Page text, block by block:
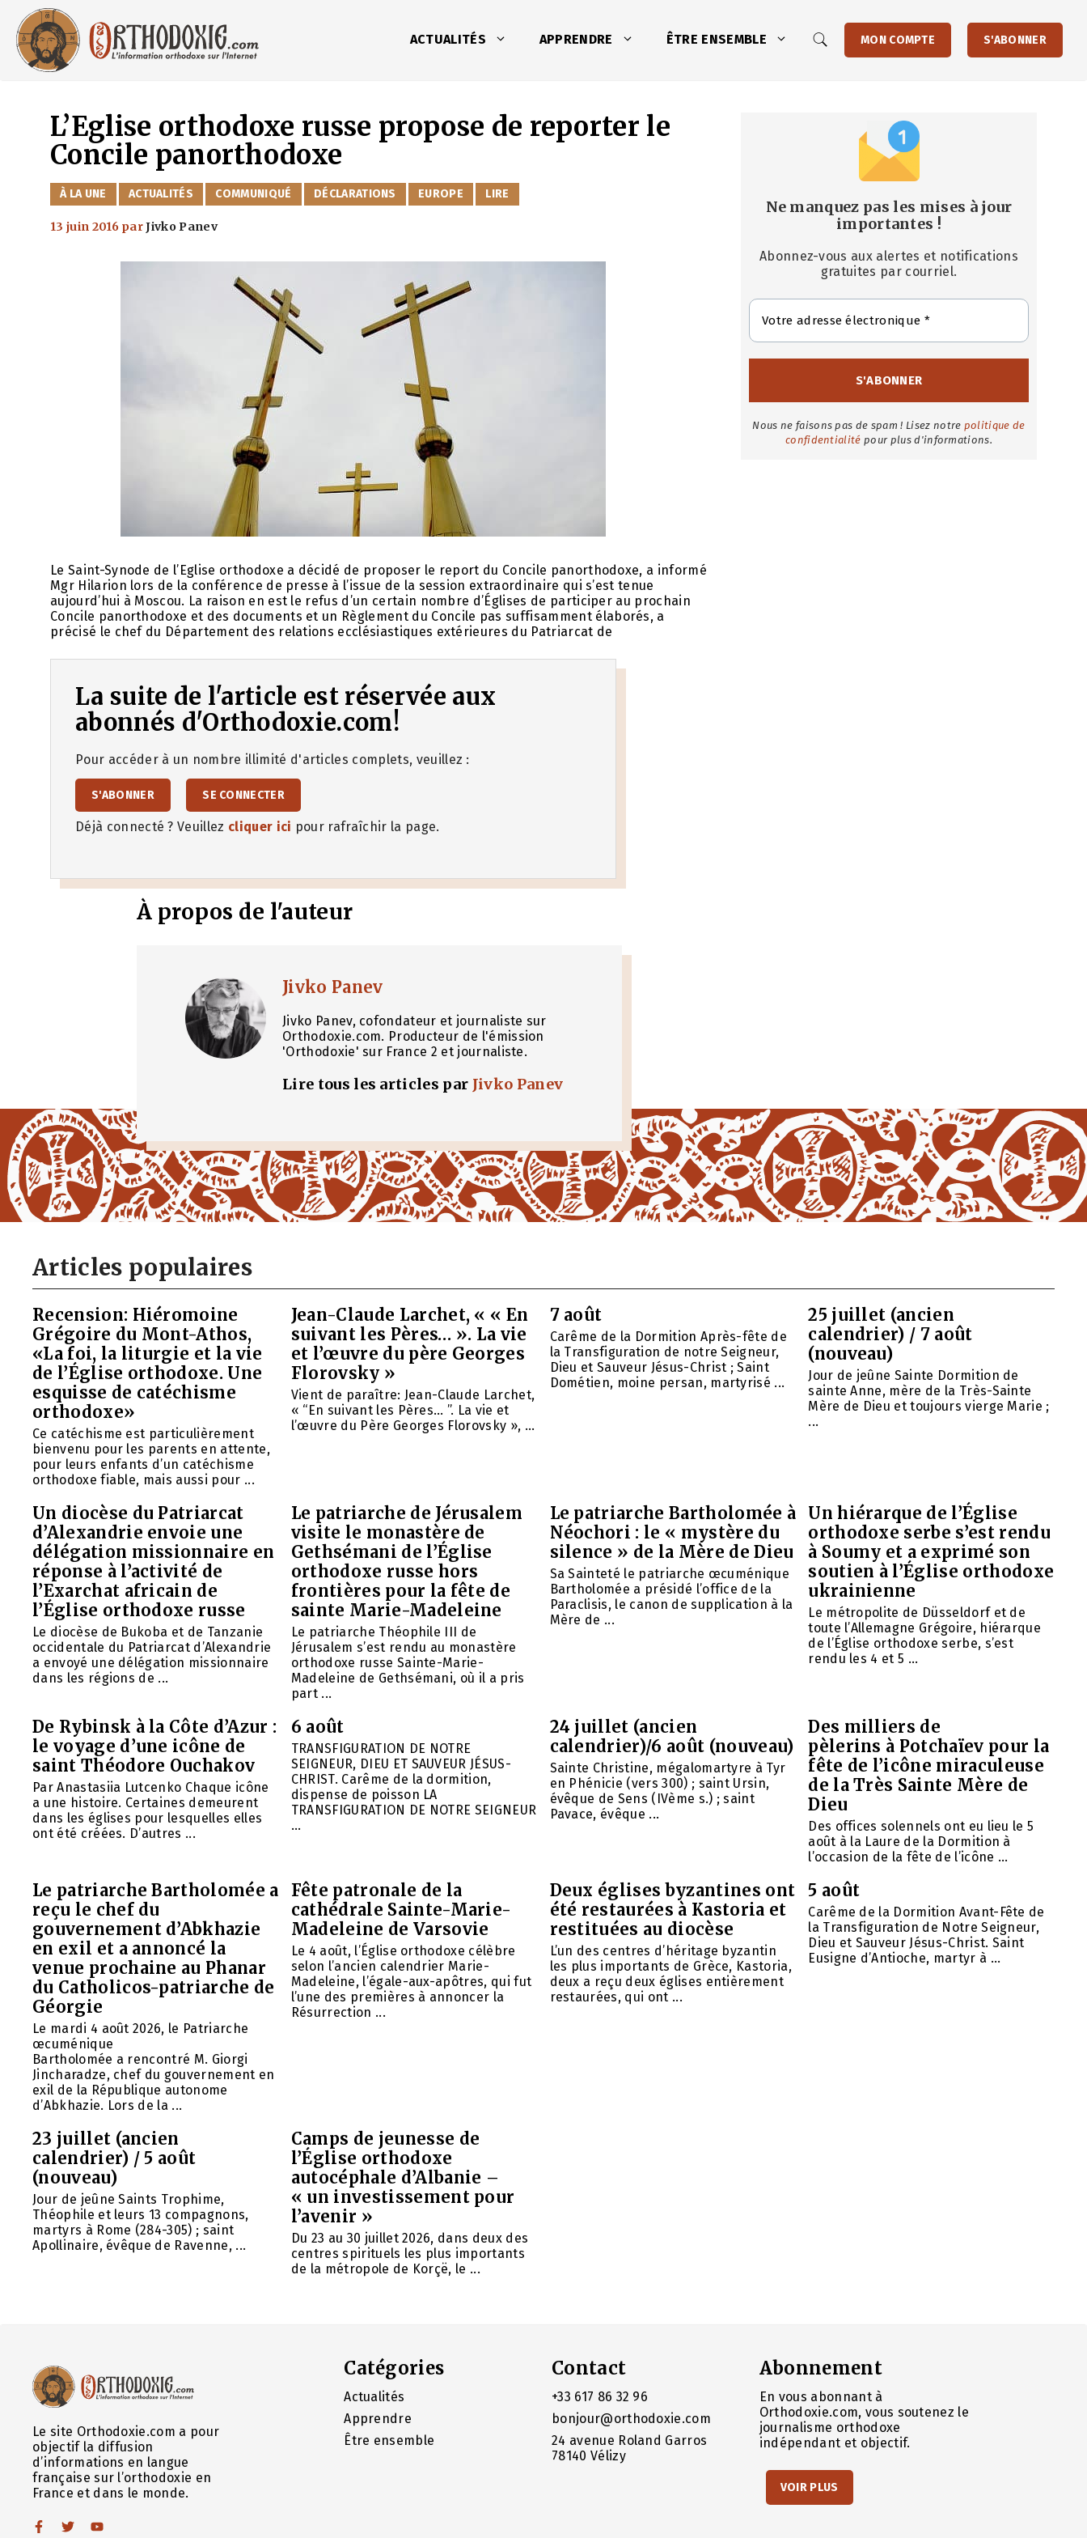
contenu
ACTUALITÉS APPRENDRE ÊTRE ENSEMBLE MON COMPTE S'ABONNER
L’Eglise orthodoxe russe propose de reporter le
Concile panorthodoxe
CATÉGORIES
À LA UNE ACTUALITÉS COMMUNIQUÉ DÉCLARATIONS EUROPE LIRE
13 juin 2016 parJivko Panev
Le Saint-Synode de l’Eglise orthodoxe a décidé de proposer le report du Concile panorthodoxe, a informé
Mgr Hilarion lors de la conférence de presse à l’issue de la session extraordinaire qui s’est tenue
aujourd’hui à Moscou. La raison en est le refus d’un certain nombre d’Églises de participer au prochain
Concile panorthodoxe et des documents et un Règlement du Concile pas suffisamment élaborés, a
précisé le chef du Département des relations ecclésiastiques extérieures du Patriarcat de
La suite de l'article est réservée aux
abonnés d'Orthodoxie.com!
Pour accéder à un nombre illimité d'articles complets, veuillez :
S'ABONNER SE CONNECTER
Déjà connecté ? Veuillez cliquer ici pour rafraîchir la page.
À propos de l'auteur
Jivko Panev
Jivko Panev, cofondateur et journaliste sur
Orthodoxie.com. Producteur de l'émission
'Orthodoxie' sur France 2 et journaliste.
Lire tous les articles par Jivko Panev
Ne manquez pas les mises à jour
importantes !
Abonnez-vous aux alertes et notifications
gratuites par courriel.
Nous ne faisons pas de spam ! Lisez notre politique de
confidentialité pour plus d'informations.
Articles populaires
Recension: Hiéromoine
Grégoire du Mont-Athos,
«La foi, la liturgie et la vie
de l’Église orthodoxe. Une
esquisse de catéchisme
orthodoxe»
Ce catéchisme est particulièrement
bienvenu pour les parents en attente,
pour leurs enfants d’un catéchisme
orthodoxe fiable, mais aussi pour ...
Jean-Claude Larchet, « « En
suivant les Pères… ». La vie
et l’œuvre du père Georges
Florovsky »
Vient de paraître: Jean-Claude Larchet,
« “En suivant les Pères… ”. La vie et
l’œuvre du Père Georges Florovsky », ...
7 août
Carême de la Dormition Après-fête de
la Transfiguration de notre Seigneur,
Dieu et Sauveur Jésus-Christ ; Saint
Dométien, moine persan, martyrisé ...
25 juillet (ancien
calendrier) / 7 août
(nouveau)
Jour de jeûne Sainte Dormition de
sainte Anne, mère de la Très-Sainte
Mère de Dieu et toujours vierge Marie ;
...
Un diocèse du Patriarcat
d’Alexandrie envoie une
délégation missionnaire en
réponse à l’activité de
l’Exarchat africain de
l’Église orthodoxe russe
Le diocèse de Bukoba et de Tanzanie
occidentale du Patriarcat d’Alexandrie
a envoyé une délégation missionnaire
dans les régions de ...
Le patriarche de Jérusalem
visite le monastère de
Gethsémani de l’Église
orthodoxe russe hors
frontières pour la fête de
sainte Marie-Madeleine
Le patriarche Théophile III de
Jérusalem s’est rendu au monastère
orthodoxe russe Sainte-Marie-
Madeleine de Gethsémani, où il a pris
part ...
Le patriarche Bartholomée à
Néochori : le « mystère du
silence » de la Mère de Dieu
Sa Sainteté le patriarche œcuménique
Bartholomée a présidé l’office de la
Paraclisis, le canon de supplication à la
Mère de ...
Un hiérarque de l’Église
orthodoxe serbe s’est rendu
à Soumy et a exprimé son
soutien à l’Église orthodoxe
ukrainienne
Le métropolite de Düsseldorf et de
toute l’Allemagne Grégoire, hiérarque
de l’Église orthodoxe serbe, s’est
rendu les 4 et 5 ...
De Rybinsk à la Côte d’Azur :
le voyage d’une icône de
saint Théodore Ouchakov
Par Anastasiia Lutcenko Chaque icône
a une histoire. Certaines demeurent
dans les églises pour lesquelles elles
ont été créées. D’autres ...
6 août
TRANSFIGURATION DE NOTRE
SEIGNEUR, DIEU ET SAUVEUR JÉSUS-
CHRIST. Carême de la dormition,
dispense de poisson LA
TRANSFIGURATION DE NOTRE SEIGNEUR
...
24 juillet (ancien
calendrier)/6 août (nouveau)
Sainte Christine, mégalomartyre à Tyr
en Phénicie (vers 300) ; saint Ursin,
évêque de Sens (IVème s.) ; saint
Pavace, évêque ...
Des milliers de
pèlerins à Potchaïev pour la
fête de l’icône miraculeuse
de la Très Sainte Mère de
Dieu
Des offices solennels ont eu lieu le 5
août à la Laure de la Dormition à
l’occasion de la fête de l’icône ...
Le patriarche Bartholomée a
reçu le chef du
gouvernement d’Abkhazie
en exil et a annoncé la
venue prochaine au Phanar
du Catholicos-patriarche de
Géorgie
Le mardi 4 août 2026, le Patriarche
œcuménique
Bartholomée a rencontré M. Giorgi
Jincharadze, chef du gouvernement en
exil de la République autonome
d’Abkhazie. Lors de la ...
Fête patronale de la
cathédrale Sainte-Marie-
Madeleine de Varsovie
Le 4 août, l’Église orthodoxe célèbre
selon l’ancien calendrier Marie-
Madeleine, l’égale-aux-apôtres, qui fut
l’une des premières à annoncer la
Résurrection ...
Deux églises byzantines ont
été restaurées à Kastoria et
restituées au diocèse
L’un des centres d’héritage byzantin
les plus importants de Grèce, Kastoria,
deux a reçu deux églises entièrement
restaurées, qui ont ...
5 août
Carême de la Dormition Avant-Fête de
la Transfiguration de Notre Seigneur,
Dieu et Sauveur Jésus-Christ. Saint
Eusigne d’Antioche, martyr à ...
23 juillet (ancien
calendrier) / 5 août
(nouveau)
Jour de jeûne Saints Trophime,
Théophile et leurs 13 compagnons,
martyrs à Rome (284-305) ; saint
Apollinaire, évêque de Ravenne, ...
Camps de jeunesse de
l’Église orthodoxe
autocéphale d’Albanie –
« un investissement pour
l’avenir »
Du 23 au 30 juillet 2026, dans deux des
centres spirituels les plus importants
de la métropole de Korçë, le ...
Le site Orthodoxie.com a pour
objectif la diffusion
d’informations en langue
française sur l’orthodoxie en
France et dans le monde.
Catégories
Actualités
Apprendre
Être ensemble
Contact
+33 617 86 32 96
bonjour@orthodoxie.com
24 avenue Roland Garros
78140 Vélizy
Abonnement
En vous abonnant à
Orthodoxie.com, vous soutenez le
journalisme orthodoxe
indépendant et objectif.
VOIR PLUS